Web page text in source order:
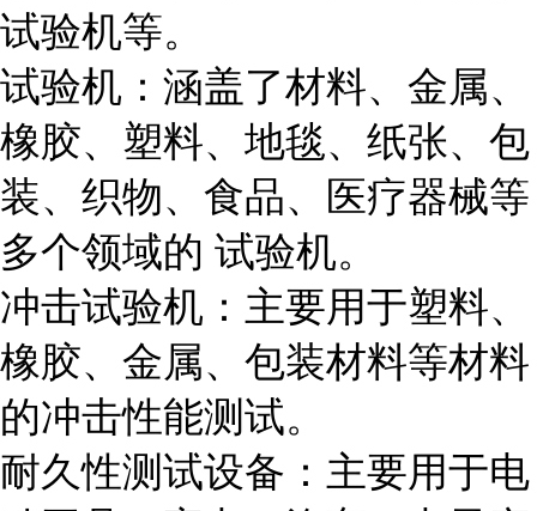
试验机等。
试验机：涵盖了材料、金属、
橡胶、塑料、地毯、纸张、包
装、织物、食品、医疗器械等
多个领域的 试验机。
冲击试验机：主要用于塑料、
橡胶、金属、包装材料等材料
的冲击性能测试。
耐久性测试设备：主要用于电